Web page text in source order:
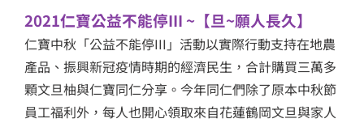
2021仁寶公益不能停III ~【旦~願人長久】
仁寶中秋「公益不能停III」活動以實際行動支持在地農
產品、振興新冠疫情時期的經濟民生，合計購買三萬多
顆文旦柚與仁寶同仁分享。今年同仁們除了原本中秋節
員工福利外，每人也開心領取來自花蓮鶴岡文旦與家人